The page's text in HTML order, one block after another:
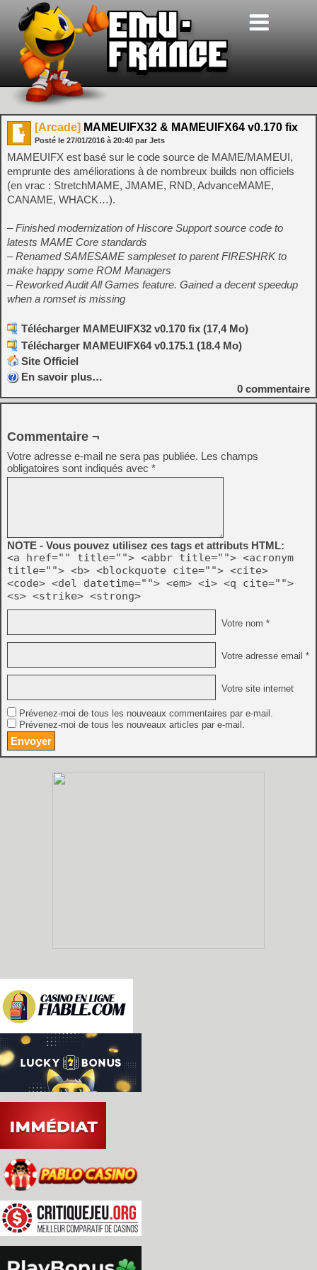
[Arcade] MAMEUIFX32 & MAMEUIFX64 v0.170 fix
Posté le 27/01/2016 à 20:40 par Jets
MAMEUIFX est basé sur le code source de MAME/MAMEUI,
emprunte des améliorations à de nombreux builds non officiels
(en vrac : StretchMAME, JMAME, RND, AdvanceMAME,
CANAME, WHACK…).
– Finished modernization of Hiscore Support source code to
latests MAME Core standards
– Renamed SAMESAME sampleset to parent FIRESHRK to
make happy some ROM Managers
– Reworked Audit All Games feature. Gained a decent speedup
when a romset is missing
Télécharger MAMEUIFX32 v0.170 fix (17,4 Mo)
Télécharger MAMEUIFX64 v0.175.1 (18.4 Mo)
Site Officiel
En savoir plus…
0 commentaire
Commentaire ¬
Votre adresse e-mail ne sera pas publiée. Les champs
obligatoires sont indiqués avec *
NOTE - Vous pouvez utilisez ces tags et attributs HTML:
<a href="" title=""> <abbr title=""> <acronym
title=""> <b> <blockquote cite=""> <cite>
<code> <del datetime=""> <em> <i> <q cite="">
<s> <strike> <strong>
Votre nom *
Votre adresse email *
Votre site internet
Prévenez-moi de tous les nouveaux commentaires par e-mail.
Prévenez-moi de tous les nouveaux articles par e-mail.